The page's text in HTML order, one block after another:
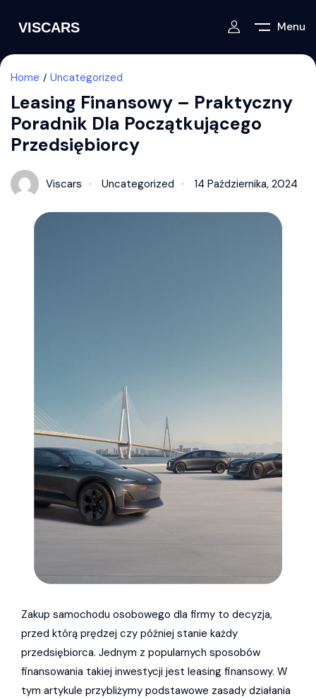
Menu
Home Uncategorized
Leasing Finansowy – Praktyczny
Poradnik Dla Początkującego
Przedsiębiorcy
Viscars Uncategorized 14 Października, 2024
Zakup samochodu osobowego dla firmy to decyzja,
przed którą prędzej czy później stanie każdy
przedsiębiorca. Jednym z popularnych sposobów
finansowania takiej inwestycji jest leasing finansowy. W
tym artykule przybliżymy podstawowe zasady działania